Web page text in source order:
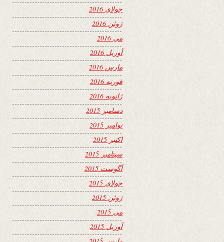
جولای 2016
ژوئن 2016
می 2016
آوریل 2016
مارس 2016
فوریه 2016
ژانویه 2016
دسامبر 2015
نوامبر 2015
اکتبر 2015
سپتامبر 2015
آگوست 2015
جولای 2015
ژوئن 2015
می 2015
آوریل 2015